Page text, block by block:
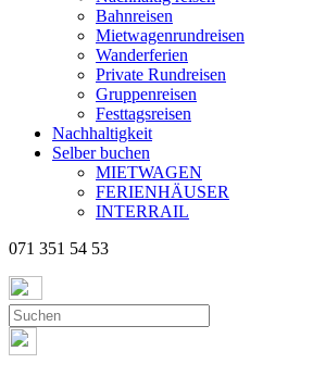
Bahnreisen
Mietwagenrundreisen
Wanderferien
Private Rundreisen
Gruppenreisen
Festtagsreisen
Nachhaltigkeit
Selber buchen
MIETWAGEN
FERIENHÄUSER
INTERRAIL
071 351 54 53